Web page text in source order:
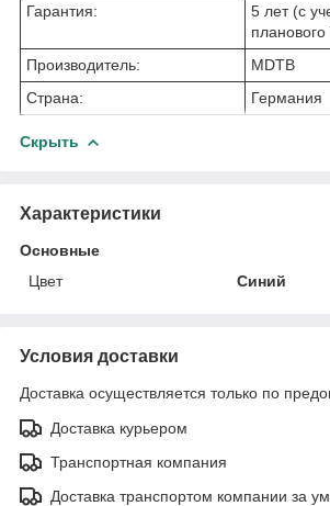
Гарантия:
5 лет (с
Производитель:
MDTB
Страна:
Германия
Скрыть
Характеристики
Основные
Цвет
Синий
Условия доставки
Доставка осуществляется только по
Доставка курьером
Транспортная компания
Доставка транспортом компании за